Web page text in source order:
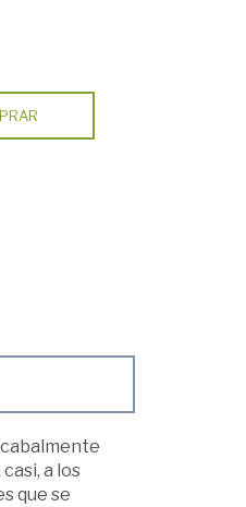
a los
que se